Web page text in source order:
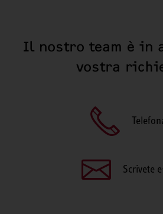
Il nostro team è in
vostra
Scrivete